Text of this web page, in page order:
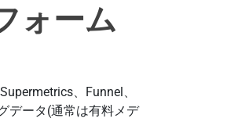
ォーム
Supermetrics、Funnel、
データ(通常は有料メデ